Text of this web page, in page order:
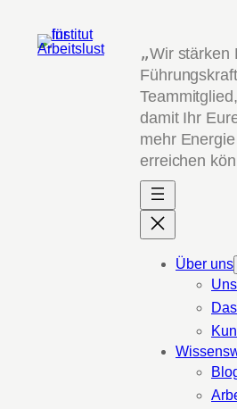
Inhalt
springen
„Wir stärken
Teammitglied,
damit Ihr
mehr
erreichen
Über uns